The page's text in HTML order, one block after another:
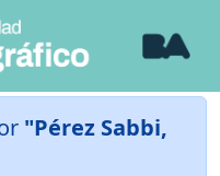
"Pérez Sabbi,